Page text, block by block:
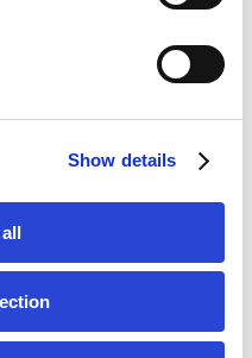
Show details